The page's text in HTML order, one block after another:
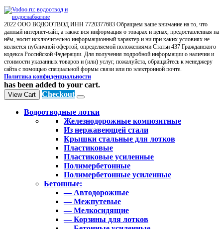
2022 ООО ВОДООТВОД ИНН 7720377683 Обращаем ваше внимание на то, что
данный интернет-сайт, а также вся информация о товарах и ценах, предоставленная на
нём, носит исключительно информационный характер и ни при каких условиях не
является публичной офертой, определяемой положениями Статьи 437 Гражданского
кодекса Российской Федерации. Для получения подробной информации о наличии и
стоимости указанных товаров и (или) услуг, пожалуйста, обращайтесь к менеджеру
сайта с помощью специальной формы связи или по электронной почте.
Политика конфиденциальности
has been added to your cart.
View Cart Checkout
Водоотводные лотки
Железнодорожные композитные
Из нержавеющей стали
Крышки стальные для лотков
Пластиковые
Пластиковые усиленные
Полимербетонные
Полимербетонные усиленные
Бетонные:
— Автодорожные
— Межпутевые
— Мелкосидящие
— Корзины для лотков